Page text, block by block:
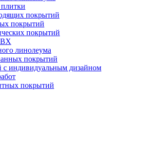
покрытий
покрытий
покрытий
линолеума
покрытий
с индивидуальным дизайном
покрытий